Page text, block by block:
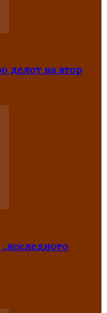
делот на втор
„последното